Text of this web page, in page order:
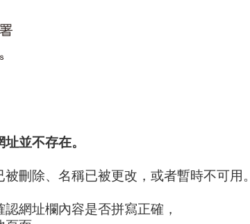
並不存在。
刪除、名稱已被更改，或者暫時不可用。
網址欄內容是否拼寫正確，